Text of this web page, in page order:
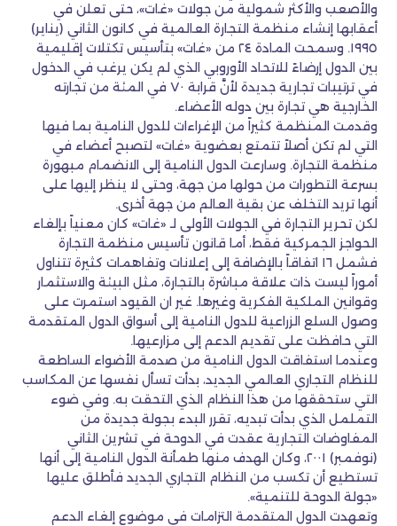
والأصعب والأكثر شمولية من جولات «غات»، حتى تعلن في
أعقابها إنشاء منظمة التجارة العالمية في كانون الثاني (يناير)
١٩٩٥. وسمحت المادة ٢٤ من «غات» بتأسيس تكتلات إقليمية
بين الدول إرضاءً للاتحاد الأوروبي الذي لم يكن يرغب في الدخول
في ترتيبات تجارية جديدة لأنَّ قرابة ٧٠ في المئة من تجارته
الخارجية هي تجارة بين دوله الأعضاء.
وقدمت المنظمة كثيراً من الإغراءات للدول النامية بما فيها
التي لم تكن أصلاً تتمتع بعضوية «غات» لتصبح أعضاء في
منظمة التجارة. وسارعت الدول النامية إلى الانضمام مبهورة
بسرعة التطورات من حولها من جهة، وحتى لا ينظر إليها على
أنها تريد التخلف عن بقية العالم من جهة أخرى.
لكن تحرير التجارة في الجولات الأولى لـ «غات» كان معنياً بإلغاء
الحواجز الجمركية فقط، أما قانون تأسيس منظمة التجارة
فشمل ١٦ اتفاقاً بالإضافة إلى إعلانات وتفاهمات كثيرة تتناول
أموراً ليست ذات علاقة مباشرة بالتجارة، مثل البيئة والاستثمار
وقوانين الملكية الفكرية وغيرها. غير ان القيود استمرت على
وصول السلع الزراعية للدول النامية إلى أسواق الدول المتقدمة
التي حافظت على تقديم الدعم إلى مزارعيها.
وعندما استفاقت الدول النامية من صدمة الأضواء الساطعة
للنظام التجاري العالمي الجديد، بدأت تسأل نفسها عن المكاسب
التي ستحققها من هذا النظام الذي التحقت به. وفي ضوء
التململ الذي بدأت تبديه، تقرر البدء بجولة جديدة من
المفاوضات التجارية عقدت في الدوحة في تشرين الثاني
(نوفمبر) ٢٠٠١، وكان الهدف منها طمأنة الدول النامية إلى أنها
تستطيع أن تكسب من النظام التجاري الجديد فأطلق عليها
«جولة الدوحة للتنمية».
وتعهدت الدول المتقدمة التزامات في موضوع إلغاء الدعم